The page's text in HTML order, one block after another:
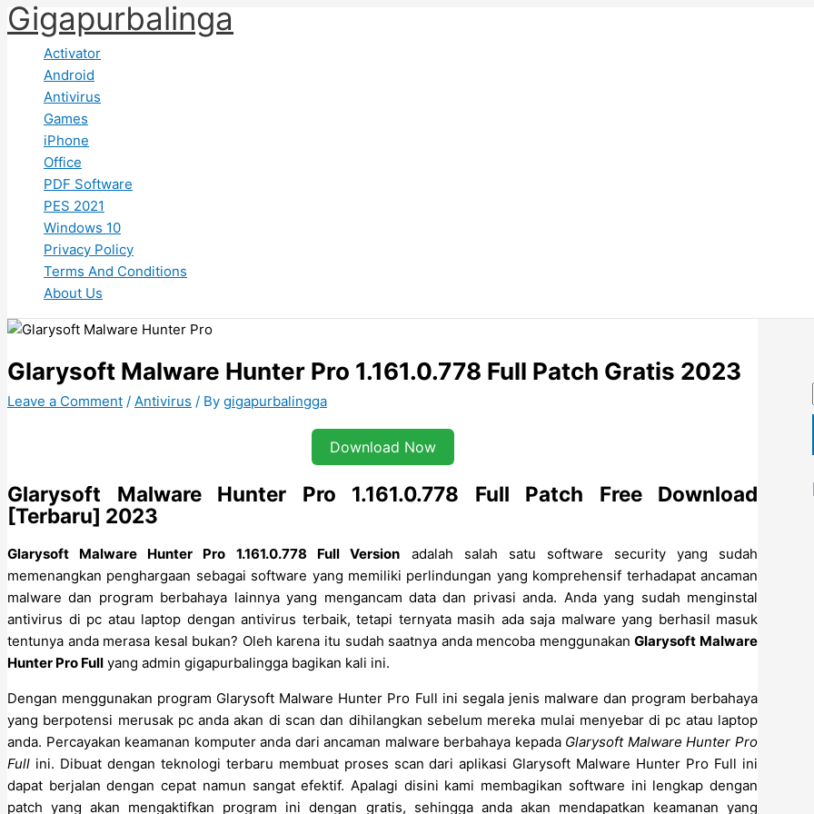
Skip
to
content
Gigapurbalinga
Activator
Android
Antivirus
Games
iPhone
Office
PDF Software
PES 2021
Windows 10
Privacy Policy
Terms And Conditions
About Us
Glarysoft Malware Hunter Pro 1.161.0.778 Full Patch Gratis 2023
Leave a Comment / Antivirus / By gigapurbalingga
Download Now
Glarysoft Malware Hunter Pro 1.161.0.778 Full Patch Free Download
[Terbaru] 2023
Glarysoft Malware Hunter Pro 1.161.0.778 Full Version adalah salah satu software security yang sudah
memenangkan penghargaan sebagai software yang memiliki perlindungan yang komprehensif terhadapat ancaman
malware dan program berbahaya lainnya yang mengancam data dan privasi anda. Anda yang sudah menginstal
antivirus di pc atau laptop dengan antivirus terbaik, tetapi ternyata masih ada saja malware yang berhasil masuk
tentunya anda merasa kesal bukan? Oleh karena itu sudah saatnya anda mencoba menggunakanGlarysoft Malware
Hunter Pro Full yang admin gigapurbalingga bagikan kali ini.
Dengan menggunakan program Glarysoft Malware Hunter Pro Full ini segala jenis malware dan program berbahaya
yang berpotensi merusak pc anda akan di scan dan dihilangkan sebelum mereka mulai menyebar di pc atau laptop
anda. Percayakan keamanan komputer anda dari ancaman malware berbahaya kepada Glarysoft Malware Hunter Pro
Full ini. Dibuat dengan teknologi terbaru membuat proses scan dari aplikasi Glarysoft Malware Hunter Pro Full ini
dapat berjalan dengan cepat namun sangat efektif. Apalagi disini kami membagikan software ini lengkap dengan
patch yang akan mengaktifkan program ini dengan gratis, sehingga anda akan mendapatkan keamanan yang